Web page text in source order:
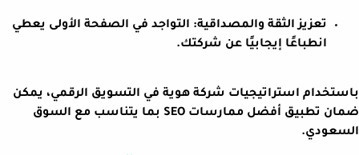
تعزيز الثقة والمصداقية: التواجد في الصفحة الأولى يعطي
انطباعًا إيجابيًا عن شركتك.
باستخدام استراتيجيات شركة هوية في التسويق الرقمي، يمكن
ضمان تطبيق أفضل ممارسات SEO بما يتناسب مع السوق
السعودي.